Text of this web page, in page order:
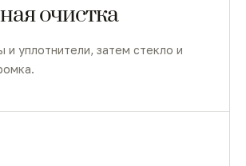
очистка
и уплотнители, затем стекло и